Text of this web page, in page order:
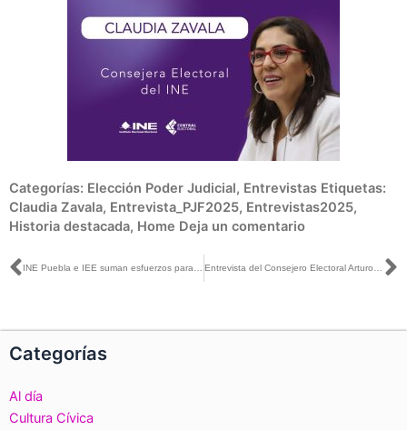
Categorías: Elección Poder Judicial, Entrevistas Etiquetas:
Claudia Zavala, Entrevista_PJF2025, Entrevistas2025,
Historia destacada, Home Deja un comentario
Ant
Categorías
Al día
Cultura Cívica